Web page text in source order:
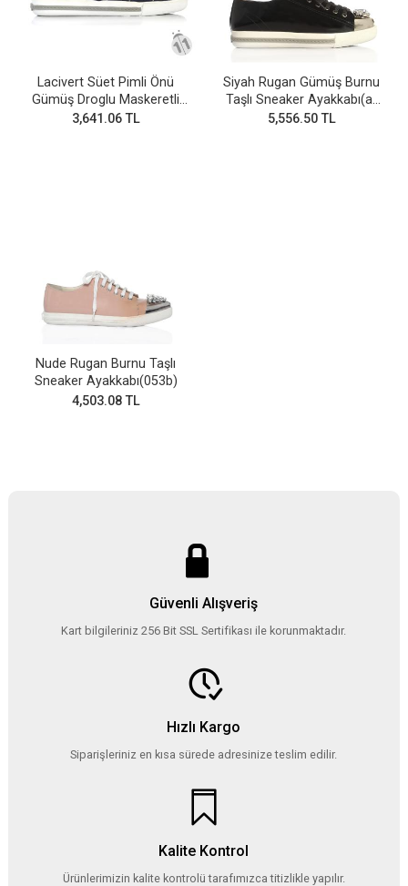
Lacivert Süet Pimli Önü
Gümüş Droglu Maskeretli
Sneaker Ayakkabı
3,641.06 TL
Siyah Rugan Gümüş Burnu
Taşlı Sneaker Ayakkabı(a-
92)
5,556.50 TL
Nude Rugan Burnu Taşlı
Sneaker Ayakkabı(053b)
4,503.08 TL
Güvenli Alışveriş
Kart bilgileriniz 256 Bit SSL Sertifikası ile korunmaktadır.
Hızlı Kargo
Siparişleriniz en kısa sürede adresinize teslim edilir.
Kalite Kontrol
Ürünlerimizin kalite kontrolü tarafımızca titizlikle yapılır.